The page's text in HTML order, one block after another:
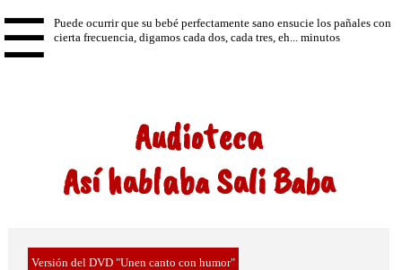
☰
Audioteca
Así hablaba Sali Baba
Versión del DVD "Unen canto con humor"